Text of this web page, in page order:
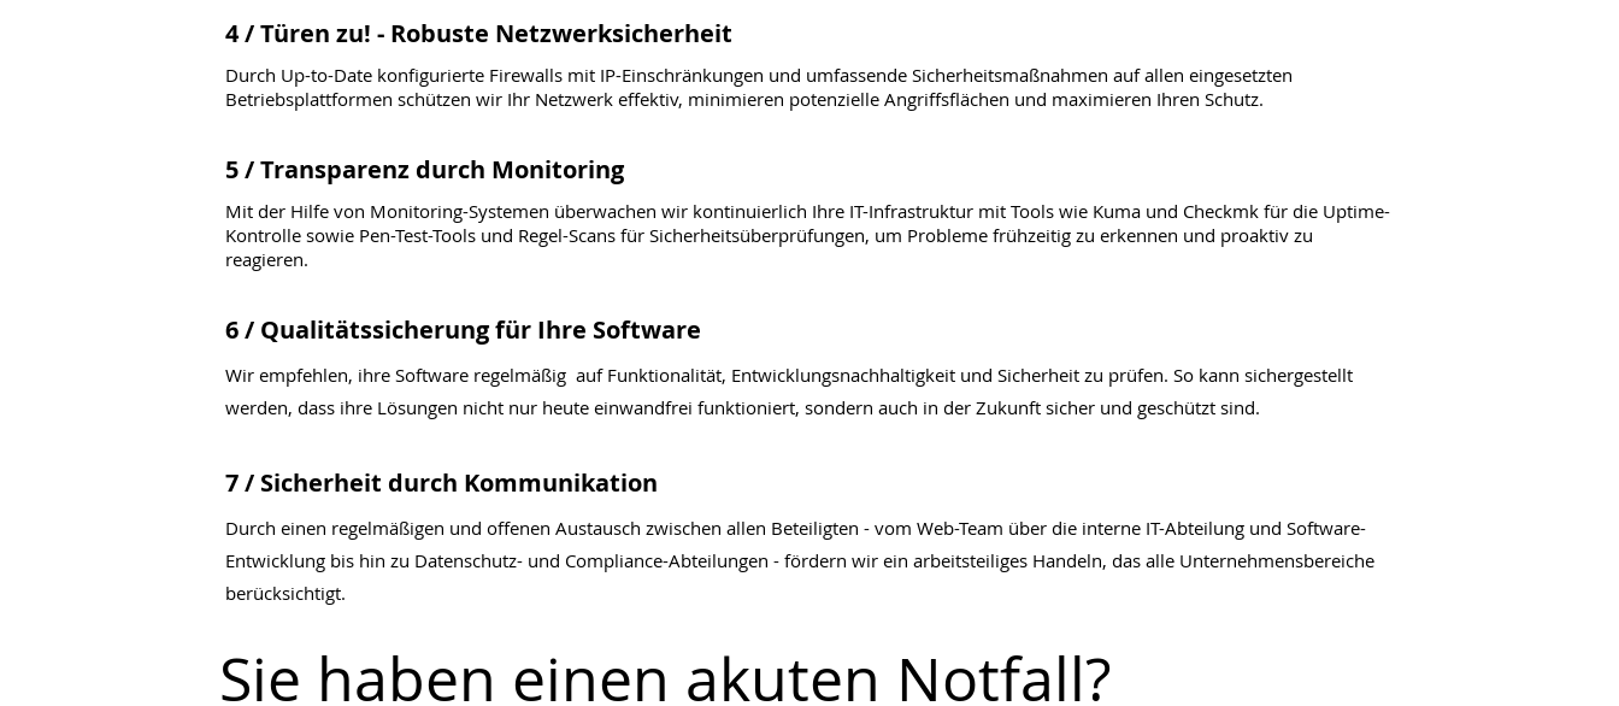
4 / Türen zu! - Robuste Netzwerksicherheit
Durch Up-to-Date konfigurierte Firewalls mit IP-Einschränkungen und umfassende Sicherheitsmaßnahmen auf allen eingesetzten
Betriebsplattformen schützen wir Ihr Netzwerk effektiv, minimieren potenzielle Angriffsflächen und maximieren Ihren Schutz.​
5 / Transparenz durch Monitoring
Mit der Hilfe von Monitoring-Systemen überwachen wir kontinuierlich Ihre IT-Infrastruktur mit Tools wie Kuma und Checkmk für die Uptime-
Kontrolle sowie Pen-Test-Tools und Regel-Scans für Sicherheitsüberprüfungen, um Probleme frühzeitig zu erkennen und proaktiv zu
reagieren.​
6 / Qualitätssicherung für Ihre Software
Wir empfehlen, ihre Software regelmäßig auf Funktionalität, Entwicklungsnachhaltigkeit und Sicherheit zu prüfen. So kann sichergestellt
werden, dass ihre Lösungen nicht nur heute einwandfrei funktioniert, sondern auch in der Zukunft sicher und geschützt sind.
7 / Sicherheit durch Kommunikation
Durch einen regelmäßigen und offenen Austausch zwischen allen Beteiligten - vom Web-Team über die interne IT-Abteilung und Software-
Entwicklung bis hin zu Datenschutz- und Compliance-Abteilungen - fördern wir ein arbeitsteiliges Handeln, das alle Unternehmensbereiche
berücksichtigt.
Sie haben einen akuten Notfall?